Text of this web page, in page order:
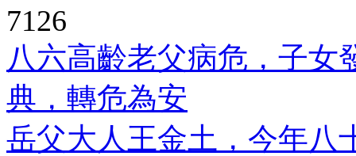
7126
八六高齡老父病危，子女
典，轉危為安
岳父大人王金土，今年八